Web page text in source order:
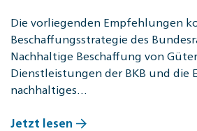
Die vorliegenden Empfehlungen
Beschaffungsstrategie des
Nachhaltige Beschaffung von
Dienstleistungen der BKB und die
nachhaltiges…
Jetzt lesen